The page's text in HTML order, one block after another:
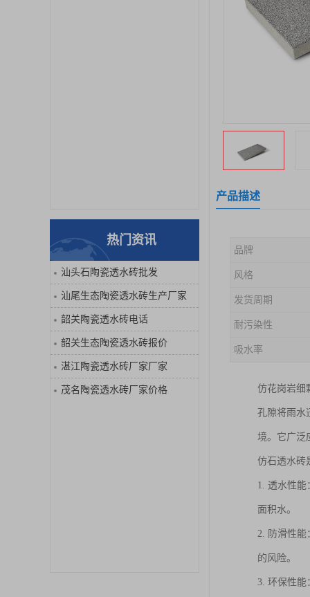
热门资讯
汕头石陶瓷透水砖批发
汕尾生态陶瓷透水砖生产厂家
韶关陶瓷透水砖电话
韶关生态陶瓷透水砖报价
湛江陶瓷透水砖厂家厂家
茂名陶瓷透水砖厂家价格
产品描述
品牌
风格
发货周期
耐污染性
吸水率
仿花岗岩细
孔隙将雨水
境。它广泛
仿石透水砖
1. 透水性
面积水。
2. 防滑性能
的风险。
3. 环保性能